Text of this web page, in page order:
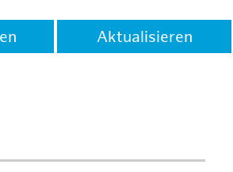
Aktualisieren